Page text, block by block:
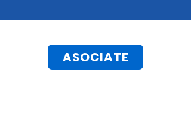
ASOCIATE